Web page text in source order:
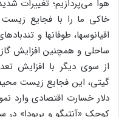
هوا می‌پردازیم؛ تغییرات
خاکی ما را با فجایع
اقیانوس‏ها، طوفان‏ها و
ساحلی و همچنین افزایش
از سوی دیگر با افزایش
دلار خسارت اقتصادی وارد
کوچک «آنتیگو و بربودا»